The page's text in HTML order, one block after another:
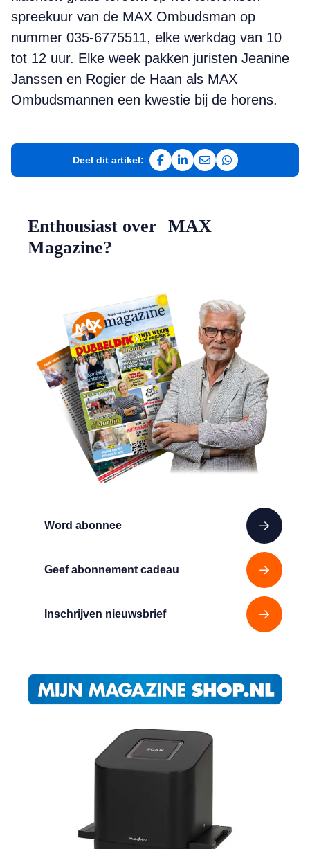
spreekuur van de MAX Ombudsman op
nummer 035-6775511, elke werkdag van 10
tot 12 uur. Elke week pakken juristen Jeanine
Janssen en Rogier de Haan als MAX
Ombudsmannen een kwestie bij de horens.
Deel dit artikel:
Deel op Facebook
Deel op LinkedIn
Deel via e-mail
Deel via
Word abonnee
Geef abonnement cadeau
Inschrijven nieuwsbrief
Enthousiast over MAX
Magazine?